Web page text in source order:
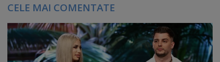
CELE MAI COMENTATE